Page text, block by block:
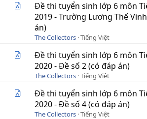
Đề thi tuyển sinh lớp 6 môn
2019 - Trường Lương Thế
án)
The Collectors Tiếng Việt
Đề thi tuyển sinh lớp 6 môn
2020 - Đề số 2 (có đáp án)
The Collectors Tiếng Việt
Đề thi tuyển sinh lớp 6 môn
2020 - Đề số 4 (có đáp án)
The Collectors Tiếng Việt